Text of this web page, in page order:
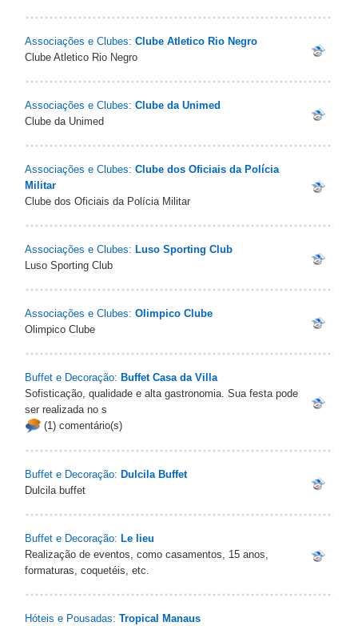
Associações e Clubes: Clube Atletico Rio Negro
Clube Atletico Rio Negro
Associações e Clubes: Clube da Unimed
Clube da Unimed
Associações e Clubes: Clube dos Oficiais da Polícia
Militar
Clube dos Oficiais da Polícia Militar
Associações e Clubes: Luso Sporting Club
Luso Sporting Club
Associações e Clubes: Olimpico Clube
Olimpico Clube
Buffet e Decoração: Buffet Casa da Villa
Sofisticação, qualidade e alta gastronomia. Sua festa pode
ser realizada no s
(1) comentário(s)
Buffet e Decoração: Dulcila Buffet
Dulcila buffet
Buffet e Decoração: Le lieu
Realização de eventos, como casamentos, 15 anos,
formaturas, coquetéis, etc.
Hóteis e Pousadas: Tropical Manaus